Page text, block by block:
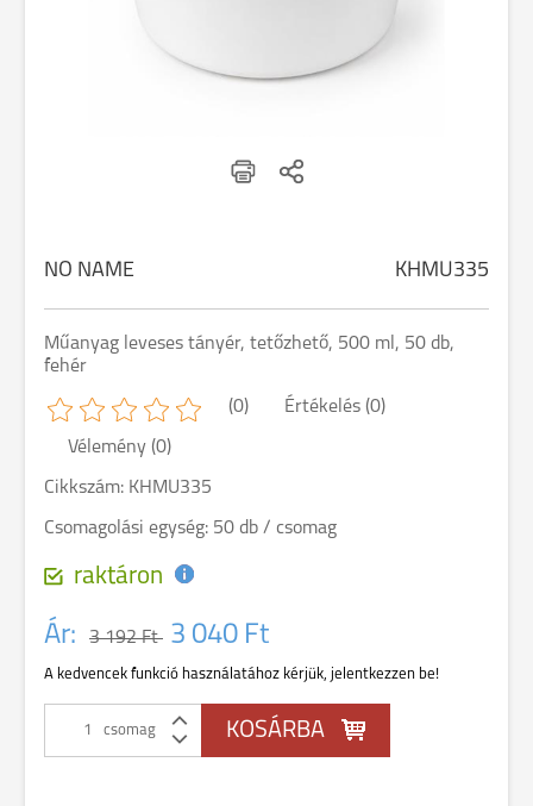
NO NAME KHMU335
Műanyag leveses tányér, tetőzhető, 500 ml, 50 db,
fehér
(0) Értékelés (0)
Vélemény (0)
Cikkszám: KHMU335
Csomagolási egység: 50 db / csomag
raktáron
Ár: 3 192 Ft 3 040 Ft
A kedvencek funkció használatához kérjük, jelentkezzen be!
csomag